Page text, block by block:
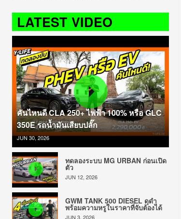
LATEST VIDEO
คันไหนดี CLA 250+ ไฟฟ้า 100% หรือ GLC
350E รถน้ำมันเสียบปลั๊ก
JUN 30, 2026
ทดลองระบบ MG URBAN ก่อนเปิด
ตัว
JUN 12, 2026
GWM TANK 500 DIESEL ดุดำ
พร้อมความหรูในราคาที่จับต้องได้
JUN 3, 2026